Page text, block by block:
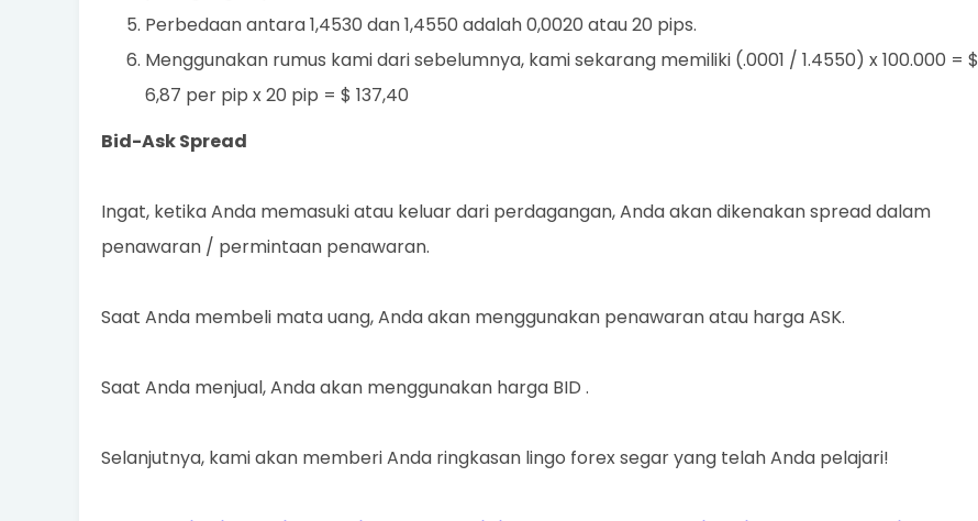
Perbedaan antara 1,4530 dan 1,4550 adalah 0,0020 atau 20 pips.
Menggunakan rumus kami dari sebelumnya, kami sekarang memiliki (.0001 / 1.4550) x 100.000 = $
6,87 per pip x 20 pip = $ 137,40
Bid-Ask Spread
Ingat, ketika Anda memasuki atau keluar dari perdagangan, Anda akan dikenakan spread dalam
penawaran / permintaan penawaran.
Saat Anda membeli mata uang, Anda akan menggunakan penawaran atau harga ASK.
Saat Anda menjual, Anda akan menggunakan harga BID .
Selanjutnya, kami akan memberi Anda ringkasan lingo forex segar yang telah Anda pelajari!